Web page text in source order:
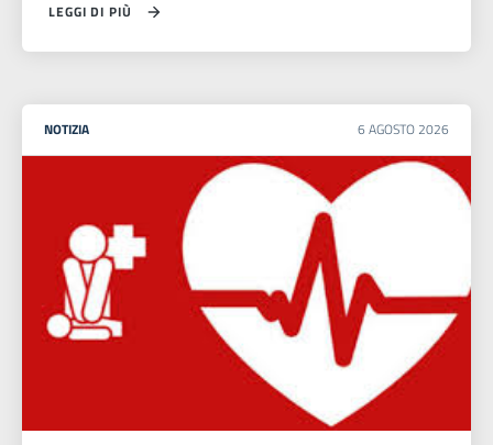
LEGGI DI PIÙ
NOTIZIA 6 AGOSTO 2026